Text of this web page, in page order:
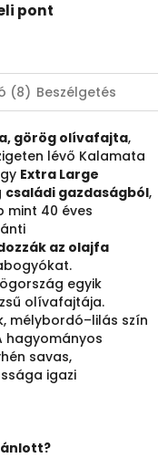
pont
(8) Beszélgetés
görög olívafajta,
lévő Kalamata
Extra Large
családi gazdaságból,
mint 40 éves
az olajfa
egyik
olívafajtája.
mélybordó–lilás szín
hagyományos
savas,
igazi